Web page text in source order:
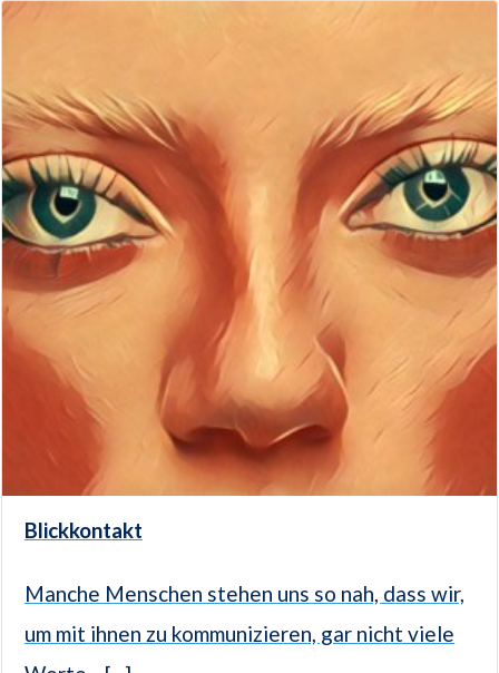
Blickkontakt
Manche Menschen stehen uns so nah, dass wir,
um mit ihnen zu kommunizieren, gar nicht viele